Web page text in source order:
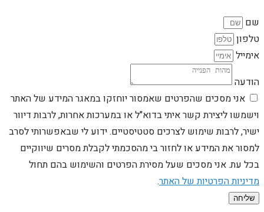
שם
טלפון
אימייל
הודעה
אני מסכים שהפרטים שאמסור יוחזקו במאגר המידע של האתר
וישמשו ליצירת קשר איתי בדוא"ל או במערכות אחרות, לרבות דיוור
ישיר, לרבות שימוש לצרכים סטטיסטיים. ידוע לי שבאפשרותי לסרב
למסור את המידע או לחזור בי מהסכמתי לקבלת מסרים שיווקיים
בכל עת. אני מסכים שעל מסירת הפרטים והשימוש בהם תחול
מדיניות הפרטיות של האתר.
שליחה